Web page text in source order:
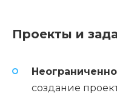
Проекты и
создание